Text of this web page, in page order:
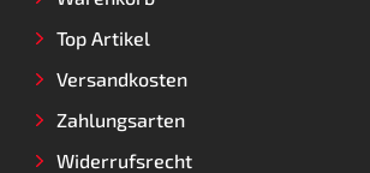
Top Artikel
Versandkosten
Zahlungsarten
Widerrufsrecht